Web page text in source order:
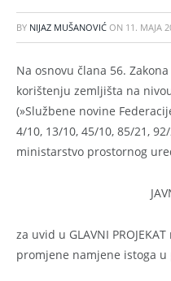
BY NIJAZ MUŠANOVIĆ ON 11. MAJA
Na osnovu člana 56.
korištenju zemljišta na
(»Službene novine
4/10, 13/10, 45/10, 85/21,
ministarstvo prostornog
za uvid u GLAVNI
promjene namjene istoga